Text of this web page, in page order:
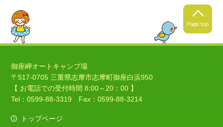
2021年4月24日
春キャンプの季節ですね！
暖かくなってきましたね！春
キャンプにいい季節ですね！
御座岬オートキャンプ場
〒517-0705 三重県志摩市志摩町御座白浜950
【 お電話での受付時間 8:00～20：00 】
Tel：0599-88-3319 Fax：0599-88-3214
トップページ